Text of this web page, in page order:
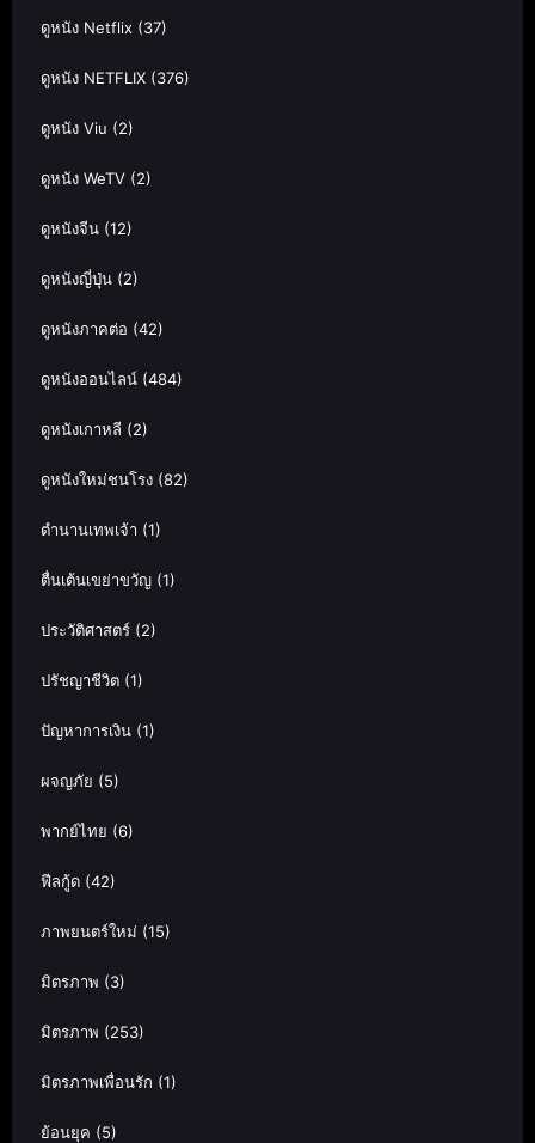
ดูหนัง Netflix (37)
ดูหนัง NETFLIX (376)
ดูหนัง Viu (2)
ดูหนัง WeTV (2)
ดูหนังจีน (12)
ดูหนังญี่ปุ่น (2)
ดูหนังภาคต่อ (42)
ดูหนังออนไลน์ (484)
ดูหนังเกาหลี (2)
ดูหนังใหม่ชนโรง (82)
ตำนานเทพเจ้า (1)
ตื่นเต้นเขย่าขวัญ (1)
ประวัติศาสตร์ (2)
ปรัชญาชีวิต (1)
ปัญหาการเงิน (1)
ผจญภัย (5)
พากย์ไทย (6)
ฟีลกู้ด (42)
ภาพยนตร์ใหม่ (15)
มิตรภาพ (3)
มิตรภาพ (253)
มิตรภาพเพื่อนรัก (1)
ย้อนยุค (5)